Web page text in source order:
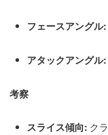
フェースアングル:
アタックアングル:
考察
スライス傾向: クラ